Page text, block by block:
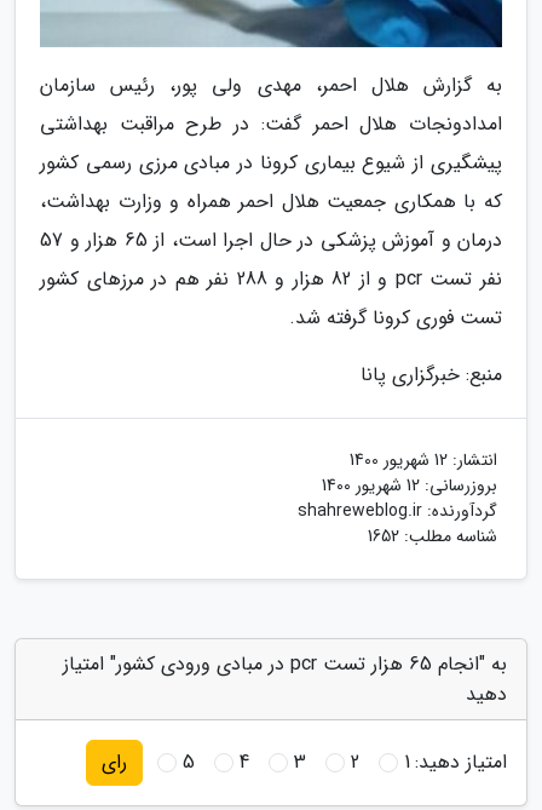
به گزارش هلال احمر، مهدی ولی پور، رئیس سازمان
امدادونجات هلال احمر گفت: در طرح مراقبت بهداشتی
پیشگیری از شیوع بیماری کرونا در مبادی مرزی رسمی کشور
که با همکاری جمعیت هلال احمر همراه و وزارت بهداشت،
درمان و آموزش پزشکی در حال اجرا است، از 65 هزار و 57
نفر تست pcr و از 82 هزار و 288 نفر هم در مرزهای کشور
تست فوری کرونا گرفته شد.
منبع: خبرگزاری پانا
انتشار: 12 شهریور 1400
بروزرسانی: 12 شهریور 1400
گردآورنده: shahreweblog.ir
شناسه مطلب: 1652
به "انجام 65 هزار تست pcr در مبادی ورودی کشور" امتیاز
دهید
امتیاز دهید:1
2
3
4
5 رای